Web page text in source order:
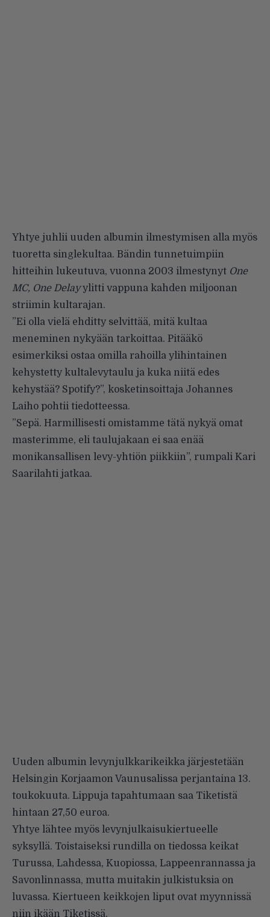
Yhtye juhlii uuden albumin ilmestymisen alla myös
tuoretta singlekultaa. Bändin tunnetuimpiin
hitteihin lukeutuva, vuonna 2003 ilmestynyt One
MC, One Delayylitti vappuna kahden miljoonan
striimin kultarajan.
”Ei olla vielä ehditty selvittää, mitä kultaa
meneminen nykyään tarkoittaa. Pitääkö
esimerkiksi ostaa omilla rahoilla ylihintainen
kehystetty kultalevytaulu ja kuka niitä edes
kehystää? Spotify?”, kosketinsoittaja Johannes
Laiho pohtii tiedotteessa.
”Sepä. Harmillisesti omistamme tätä nykyä omat
masterimme, eli taulujakaan ei saa enää
monikansallisen levy-yhtiön piikkiin”, rumpali Kari
Saarilahti jatkaa.
Uuden albumin levynjulkkarikeikka järjestetään
Helsingin Korjaamon Vaunusalissa perjantaina 13.
toukokuuta. Lippuja tapahtumaan saa Tiketistä
hintaan 27,50 euroa.
Yhtye lähtee myös levynjulkaisukiertueelle
syksyllä. Toistaiseksi rundilla on tiedossa keikat
Turussa, Lahdessa, Kuopiossa, Lappeenrannassa ja
Savonlinnassa, mutta muitakin julkistuksia on
luvassa. Kiertueen keikkojen liput ovat myynnissä
niin ikään Tiketissä.